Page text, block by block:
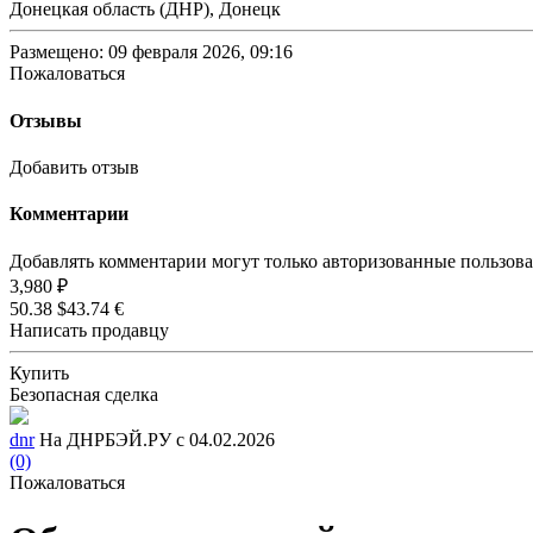
Донецкая область (ДНР), Донецк
Размещено: 09 февраля 2026, 09:16
Пожаловаться
Отзывы
Добавить отзыв
Комментарии
Добавлять комментарии могут только авторизованные
3,980 ₽
50.38 $43.74 €
Написать продавцу
Купить
Безопасная сделка
dnr На ДНРБЭЙ.РУ с 04.02.2026
(0)
Пожаловаться